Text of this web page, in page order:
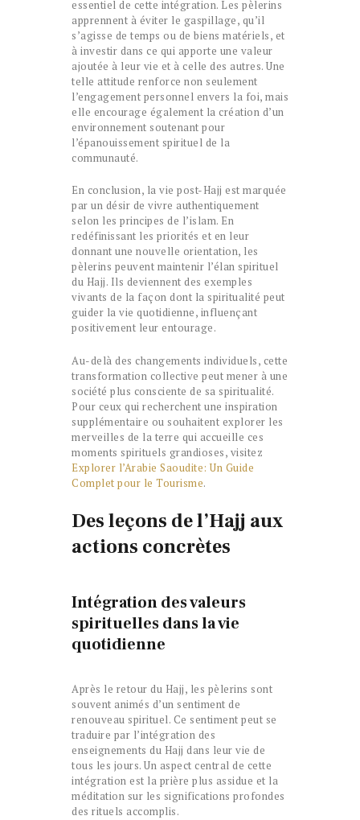
essentiel de cette intégration. Les pèlerins
apprennent à éviter le gaspillage, qu’il
s’agisse de temps ou de biens matériels, et
à investir dans ce qui apporte une valeur
ajoutée à leur vie et à celle des autres. Une
telle attitude renforce non seulement
l’engagement personnel envers la foi, mais
elle encourage également la création d’un
environnement soutenant pour
l’épanouissement spirituel de la
communauté.
En conclusion, la vie post-Hajj est marquée
par un désir de vivre authentiquement
selon les principes de l’islam. En
redéfinissant les priorités et en leur
donnant une nouvelle orientation, les
pèlerins peuvent maintenir l’élan spirituel
du Hajj. Ils deviennent des exemples
vivants de la façon dont la spiritualité peut
guider la vie quotidienne, influençant
positivement leur entourage.
Au-delà des changements individuels, cette
transformation collective peut mener à une
société plus consciente de sa spiritualité.
Pour ceux qui recherchent une inspiration
supplémentaire ou souhaitent explorer les
merveilles de la terre qui accueille ces
moments spirituels grandioses, visitez
Explorer l’Arabie Saoudite: Un Guide
Complet pour le Tourisme.
Des leçons de l’Hajj aux
actions concrètes
Intégration des valeurs
spirituelles dans la vie
quotidienne
Après le retour du Hajj, les pèlerins sont
souvent animés d’un sentiment de
renouveau spirituel. Ce sentiment peut se
traduire par l’intégration des
enseignements du Hajj dans leur vie de
tous les jours. Un aspect central de cette
intégration est la prière plus assidue et la
méditation sur les significations profondes
des rituels accomplis.